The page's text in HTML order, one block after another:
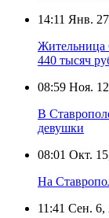
14:11 Янв.
Жительница
440 тысяч
08:59 Ноя.
В
девушки
08:01 Окт.
На
11:41 Сен. 6,